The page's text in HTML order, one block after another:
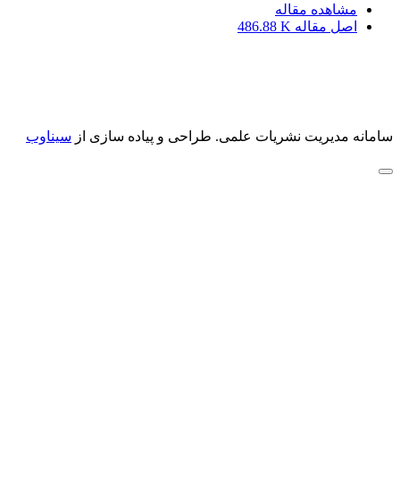
مشاهده مقاله
اصل مقاله 486.88 K
سامانه مدیریت نشریات علمی. طراحی و پیاده سازی از سیناوب